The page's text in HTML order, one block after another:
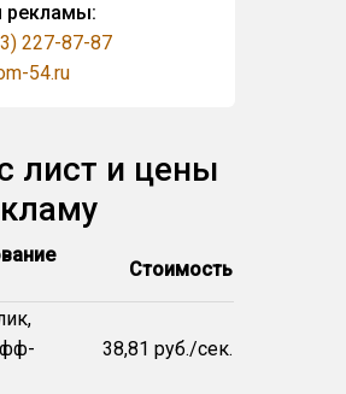
рекламы:
227-87-87
54.ru
лист и цены
Стоимость
38,81 руб./сек.